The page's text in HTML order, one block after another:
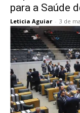
para a Saúde
Leticia Aguiar - 3 de